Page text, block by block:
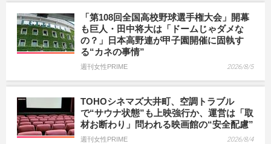
「第108回全国高校野球選手権大会」開幕
も巨人・田中将大は「ドームじゃダメな
の？」日本高野連が甲子園開催に固執す
る“カネの事情”
週刊女性PRIME 2026/8/5
TOHOシネマズ大井町、空調トラブル
で“サウナ状態”も上映強行か、運営は「取
材お断わり」問われる映画館の“安全配慮”
週刊女性PRIME 2026/8/4